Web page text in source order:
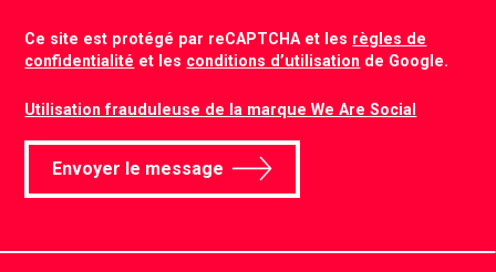
Ce site est protégé par reCAPTCHA et les règles de
confidentialité et les conditions d’utilisation de Google.
Utilisation frauduleuse de la marque We Are Social
Envoyer le message